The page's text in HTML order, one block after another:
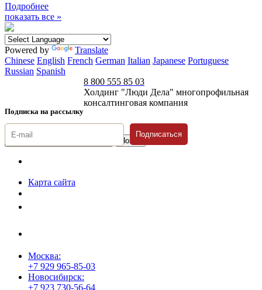
Подробнее
показать все »
Powered by
Translate
Chinese English French German Italian Japanese Portuguese
Russian Spanish
Подписка на рассылку
8 800 555 85 03
Холдинг "Люди Дела" многопрофильная
консалтинговая компания
Подписаться
Карта сайта
Москва:
+7 929 965-85-03
Новосибирск:
+7 923 730-56-64